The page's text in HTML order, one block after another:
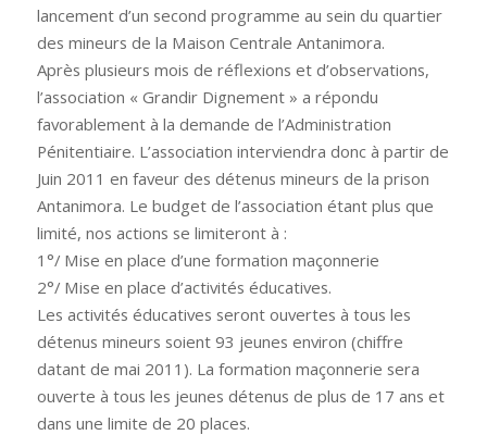
lancement d’un second programme au sein du quartier
des mineurs de la Maison Centrale Antanimora.
Après plusieurs mois de réflexions et d’observations,
l’association « Grandir Dignement » a répondu
favorablement à la demande de l’Administration
Pénitentiaire. L’association interviendra donc à partir de
Juin 2011 en faveur des détenus mineurs de la prison
Antanimora. Le budget de l’association étant plus que
limité, nos actions se limiteront à :
1°/ Mise en place d’une formation maçonnerie
2°/ Mise en place d’activités éducatives.
Les activités éducatives seront ouvertes à tous les
détenus mineurs soient 93 jeunes environ (chiffre
datant de mai 2011). La formation maçonnerie sera
ouverte à tous les jeunes détenus de plus de 17 ans et
dans une limite de 20 places.